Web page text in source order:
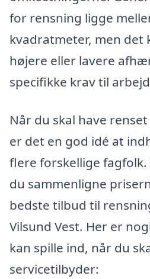
for rensning ligge
kvadratmeter, men det
højere eller lavere
specifikke krav til
Når du skal have
er det en god idé at
flere forskellige fagfolk.
du sammenligne
bedste tilbud til
Vilsund Vest. Her er
kan spille ind, når du
servicetilbyder: